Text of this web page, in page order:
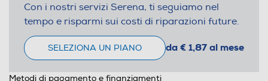
Con i nostri servizi Serena, ti seguiamo nel
tempo e risparmi sui costi di riparazioni future.
SELEZIONA UN PIANO da € 1,87 al mese
Metodi di pagamento e finanziamenti